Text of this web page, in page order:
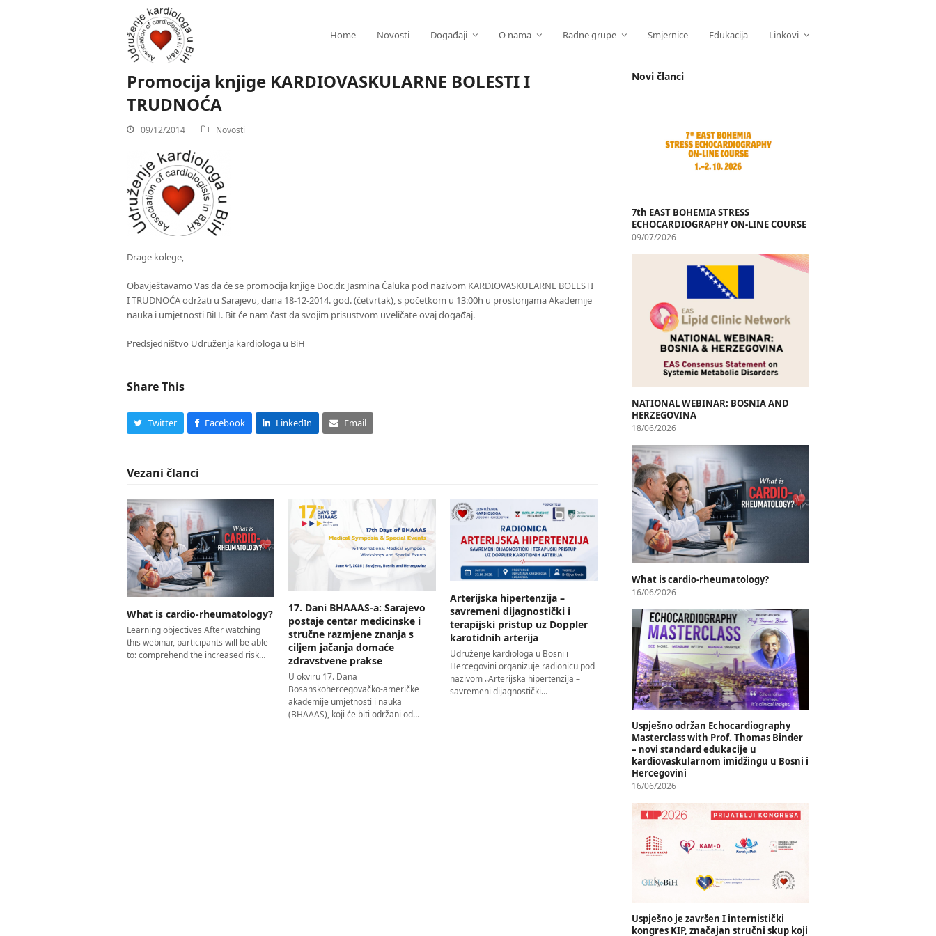
Home Novosti Događaji O nama Radne grupe Smjernice Edukacija Linkovi
Promocija knjige KARDIOVASKULARNE BOLESTI I
TRUDNOĆA
09/12/2014 Novosti
Drage kolege,
Obavještavamo Vas da će se promocija knjige Doc.dr. Jasmina Čaluka pod nazivom KARDIOVASKULARNE BOLESTI
I TRUDNOĆA održati u Sarajevu, dana 18-12-2014. god. (četvrtak), s početkom u 13:00h u prostorijama Akademije
nauka i umjetnosti BiH. Bit će nam čast da svojim prisustvom uveličate ovaj događaj.
Predsjedništvo Udruženja kardiologa u BiH
Share This
Twitter Facebook LinkedIn Email
Vezani članci
What is cardio-rheumatology?
Learning objectives After watching
this webinar, participants will be able
to: comprehend the increased risk…
17. Dani BHAAAS-a: Sarajevo
postaje centar medicinske i
stručne razmjene znanja s
ciljem jačanja domaće
zdravstvene prakse
U okviru 17. Dana
Bosanskohercegovačko-američke
akademije umjetnosti i nauka
(BHAAAS), koji će biti održani od…
Arterijska hipertenzija –
savremeni dijagnostički i
terapijski pristup uz Doppler
karotidnih arterija
Udruženje kardiologa u Bosni i
Hercegovini organizuje radionicu pod
nazivom „Arterijska hipertenzija –
savremeni dijagnostički…
Novi članci
7th EAST BOHEMIA STRESS
ECHOCARDIOGRAPHY ON-LINE COURSE
09/07/2026
NATIONAL WEBINAR: BOSNIA AND
HERZEGOVINA
18/06/2026
What is cardio-rheumatology?
16/06/2026
Uspješno održan Echocardiography
Masterclass with Prof. Thomas Binder
– novi standard edukacije u
kardiovaskularnom imidžingu u Bosni i
Hercegovini
16/06/2026
Uspješno je završen I internistički
kongres KIP, značajan stručni skup koji